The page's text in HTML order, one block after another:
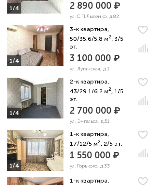
1/4 2 890 000 ₽
ул. С.П.Лысенко, д.82
1/4
3-к квартира,
50/35.6/5.8 м2, 3/5
эт.
3 100 000 ₽
ул. Луганская, д.1
1/4
2-к квартира,
43/29.1/6.2 м2, 1/5
эт.
2 700 000 ₽
ул. Энгельса, д.51
1/4
1-к квартира,
17/12/5 м2, 2/5 эт.
1 550 000 ₽
ул. Горького, д.33
1-к квартира,